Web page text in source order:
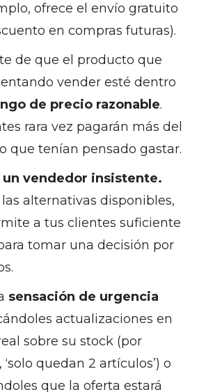
ofrece el envío gratuito
en compras futuras).
de que el producto que
vender esté dentro
de precio razonable.
rara vez pagarán más del
que tenían pensado gastar.
un vendedor insistente.
alternativas disponibles,
a tus clientes suficiente
tomar una decisión por
sensación de urgencia
actualizaciones en
sobre su stock (por
quedan 2 artículos’) o
que la oferta estará